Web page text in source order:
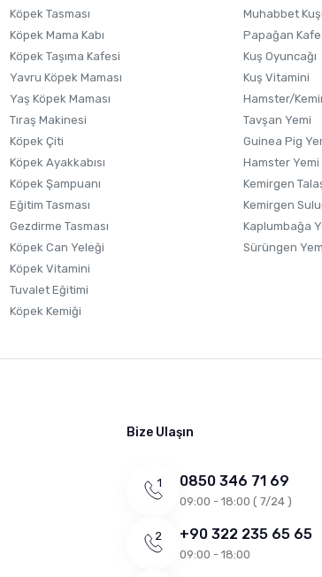
Gönder
Köpek Tasması
Köpek Mama Kabı
Köpek Taşıma Kafesi
Yavru Köpek Maması
Yaş Köpek Maması
Tıraş Makinesi
Köpek Çiti
Köpek Ayakkabısı
Köpek Şampuanı
Eğitim Tasması
Gezdirme Tasması
Köpek Can Yeleği
Köpek Vitamini
Tuvalet Eğitimi
Köpek Kemiği
Muhabbet
Papağan
Kuş Oyuncağı
Kuş Vitamini
Hamster/
Tavşan Yemi
Guinea Pig
Hamster Yemi
Kemirgen
Kemirgen
Kaplumbağa
Sürüngen
Bize Ulaşın
0850 346 71 69
09:00 - 18:00 ( 7/24 )
+90 322 235 65 65
09:00 - 18:00